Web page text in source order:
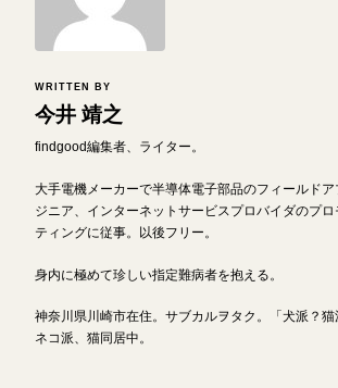
WRITTEN BY
今井 靖之
findgood編集者、ライター。
大手電機メーカーで半導体電子部品のフィールド
ジニア、インターネットサービスプロバイダのプ
ティングに従事。以後フリー。
身内に極めて珍しい指定難病者を抱える。
神奈川県川崎市在住。サブカルヲタク。「犬派？
ネコ派、猫同居中。